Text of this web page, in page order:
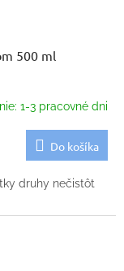
500 ml
1-3 pracovné dni
Do košíka
druhy nečistôt